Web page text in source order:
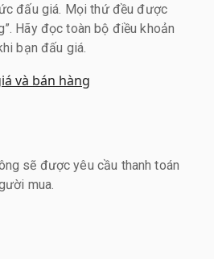
đấu giá. Mọi thứ đều được
Hãy đọc toàn bộ điều khoản
bạn đấu giá.
và bán hàng
sẽ được yêu cầu thanh toán
mua.